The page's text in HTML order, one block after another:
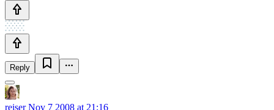
Reply
reiserNov 7 2008 at 21:16